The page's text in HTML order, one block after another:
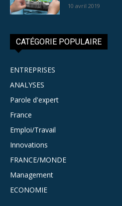
10 avril 2019
CATÉGORIE POPULAIRE
ENTREPRISES
ANALYSES
Parole d'expert
France
Emploi/Travail
Innovations
FRANCE/MONDE
Management
ECONOMIE